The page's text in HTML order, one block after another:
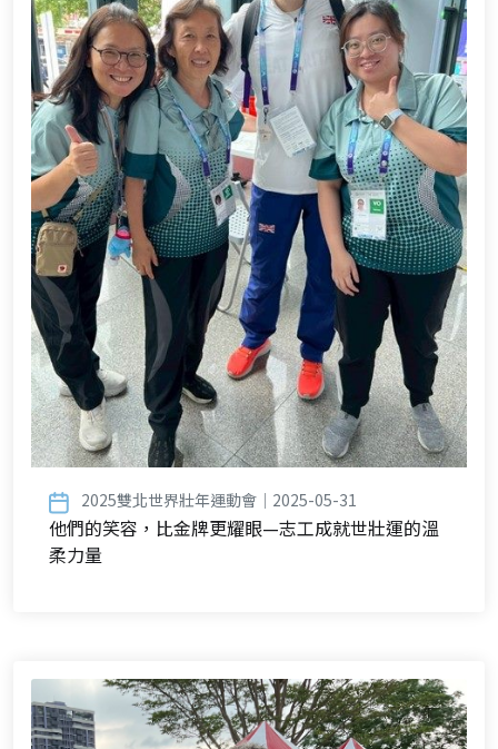
2025雙北世界壯年運動會｜2025-05-31
他們的笑容，比金牌更耀眼—志工成就世壯運的溫
柔力量